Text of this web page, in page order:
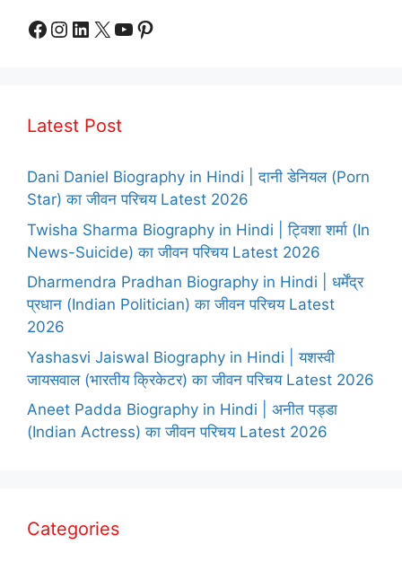
Facebook
Instagram
LinkedIn
X YouTube
Pinterest
Latest Post
Dani Daniel Biography in Hindi | दानी डेनियल (Porn
Star) का जीवन परिचय Latest 2026
Twisha Sharma Biography in Hindi | ट्विशा शर्मा (In
News-Suicide) का जीवन परिचय Latest 2026
Dharmendra Pradhan Biography in Hindi | धर्मेंद्र
प्रधान (Indian Politician) का जीवन परिचय Latest
2026
Yashasvi Jaiswal Biography in Hindi | यशस्वी
जायसवाल (भारतीय क्रिकेटर) का जीवन परिचय Latest 2026
Aneet Padda Biography in Hindi | अनीत पड्डा
(Indian Actress) का जीवन परिचय Latest 2026
Categories